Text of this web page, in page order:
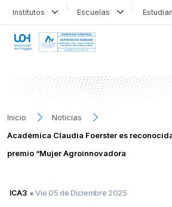
Institutos Escuelas
Inicio
Noticias
Académica Claudia Foerster es
premio “Mujer Agroinnovadora
ICA3 ● Vie 05 de Diciembre 2025